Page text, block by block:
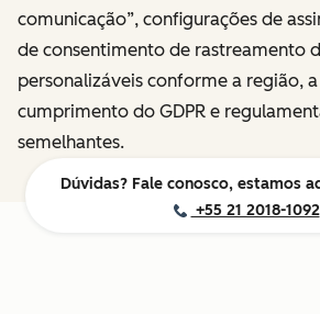
comunicação”, configurações de
de consentimento de rastreamento
personalizáveis conforme a região,
cumprimento do GDPR e
semelhantes.
Dúvidas? Fale conosco, estamos
+55 21 2018-1092